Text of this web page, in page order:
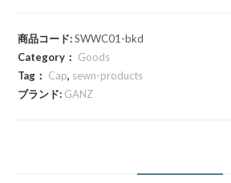
商品コード:SWWC01-bkd
Category： Goods
Tag： Cap, sewn-products
ブランド: GANZ